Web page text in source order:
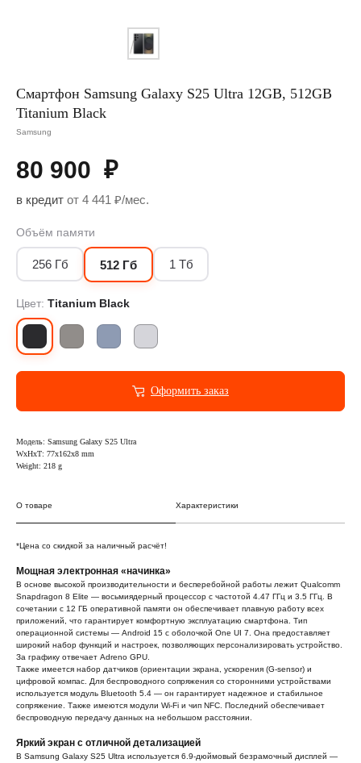
Смартфон Samsung Galaxy S25 Ultra 12GB, 512GB
Titanium Black
Samsung
80 900 ₽
в кредит от 4 441 ₽/мес.
Объём памяти
256 Гб 512 Гб 1 Тб
Цвет: Titanium Black
Оформить заказ
Модель: Samsung Galaxy S25 Ultra
WxHxT: 77x162x8 mm
Weight: 218 g
О товаре Характеристики
*Цена со скидкой за наличный расчёт!
Мощная электронная «начинка»
В основе высокой производительности и бесперебойной работы лежит Qualcomm
Snapdragon 8 Elite — восьмиядерный процессор с частотой 4.47 ГГц и 3.5 ГГц. В
сочетании с 12 ГБ оперативной памяти он обеспечивает плавную работу всех
приложений, что гарантирует комфортную эксплуатацию смартфона. Тип
операционной системы — Android 15 с оболочкой One UI 7. Она предоставляет
широкий набор функций и настроек, позволяющих персонализировать устройство.
За графику отвечает Adreno GPU.
Также имеется набор датчиков (ориентации экрана, ускорения (G-sensor) и
цифровой компас. Для беспроводного сопряжения со сторонними устройствами
используется модуль Bluetooth 5.4 — он гарантирует надежное и стабильное
сопряжение. Также имеются модули Wi-Fi и чип NFC. Последний обеспечивает
беспроводную передачу данных на небольшом расстоянии.
Яркий экран с отличной детализацией
В Samsung Galaxy S25 Ultra используется 6.9-дюймовый безрамочный дисплей —